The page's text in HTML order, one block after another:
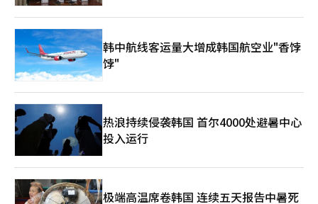
20%。今年以‘美味、时尚、趣味’为关键词，增加了增强现实
（AR）互动和数字挑战等多种参与型内容。现场将提供包括
Bibigo产品展示、CJ Olive Young K-Beauty体验区、CJ ENM音
乐内容、ScreenX放映内容、K鸡尾酒品尝、Tous Les Jours面包
试吃、商品赠送、拍照区等多种体验机会。CJ Foodville计划在去
年备受欢迎的Tous Les Jours生日派对活动的基础上，首次在此次
比赛中推出‘鹤’品牌，以验证K街头食品的反响。这将继承今年
2月在2026米兰·科尔蒂纳丹佩佐冬季奥运会期间在意大利米兰运
营的韩国之家，期待发挥K生活方式综合宣传馆的作用。 为选手和
观众提供的Bibigo餐饮将在7号洞和CJ杯的签名洞17号洞运营。在
7号洞，将以‘厨师餐饮’为主题，日常推出与明星厨师合作的菜
单。谢夫勒曾表示：“去年下了很多雨，度过了艰难的一天，但多
亏了韩餐让我振作起来。” CJ集团还将继续进行全球青少年高尔
文案层出不穷。问题在于，速度开始压倒验证。这一事件清楚地表
明，快速反应的内容可能会导致企业整体信任的动摇。 CJ个人信
息泄露，内部控制的崩溃 另一方面，CJ的案例则揭示了另一层面
的品牌风险。最近，有消息称CJ旗下女性员工的手机号码、职级、
公司联系方式、照片等通过Telegram频道被外部发布。公司方面
表示，正在调查内部人员信息查询和泄露的可能性，并准备向相关
机构报告和请求调查。 事件的核心并不仅仅是个人信息的泄露。
这显示了在数字时代，企业的核心资产已转变为数据和信任。个人
信息不仅仅是数字或字符，而是与个人安全直接相关的敏感信息。
尤其是手机号码、照片和职级等信息结合时，二次伤害的可能性更
但在内部人员风险管理上相对薄弱。内部网络中可查询的信息被泄
露的迹象，暗示了访问权限管理和异常行为检测系统可能存在漏
问控制和异常行为检测方面却相对薄弱。员工可查阅的信息范围广
泛，但对谁在何时查阅了哪些信息的监控和控制往往仅停留在形式
上。这次事件也可以视为利用这些结构性漏洞的案例。 企业的应
对措施也应更加具体和有效。目前，公司方面表示正在准备调查和
报案，但在此之前，阻止损失扩散的紧急措施应优先进行。迅速切
断泄露渠道和关闭相关账户是基本措施。同时，需为受害员工提供
实际支持以防止二次伤害，例如监控服务、法律咨询和举报支持。
首先，应加强“最小权限原则”，确保员工仅能访问工作所需的信
息。其次，应建立实时检测大量查询或异常访问的系统。第三，应
制度性地加强内部安全教育和伦理意识。如果没有技术手段与组织
文化的变革并行，类似问题将不可避免地再次发生。 调查机关的
角色也至关重要。像Telegram这样的平台基于匿名性和海外服务
器，追踪并不容易。然而，内部泄露的迹象明显，因此需要迅速而
严肃的调查。必须彻底查明是个人的越轨行为还是组织的介入。如
韩中航线客运量大增成韩国航空业"香饽
饽"
热浪持续侵袭韩国 首尔4000处避暑中心
投入运行
极端高温席卷韩国 连续五天报告中暑死